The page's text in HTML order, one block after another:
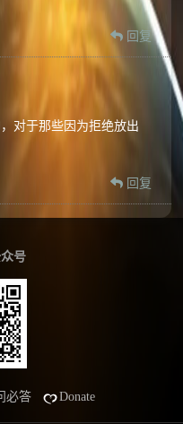
回复
对于那些因为拒绝放出
回复
号
必答 Donate